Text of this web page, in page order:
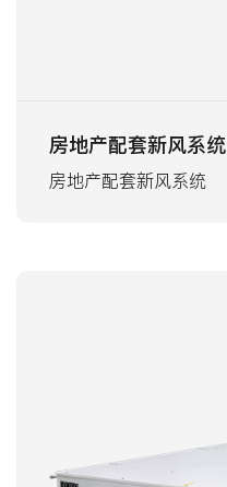
房地产配套新风系统
房地产配套新风系统